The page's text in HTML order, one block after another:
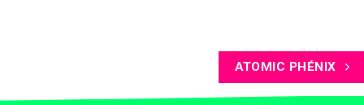
ATOMIC PHÉNIX